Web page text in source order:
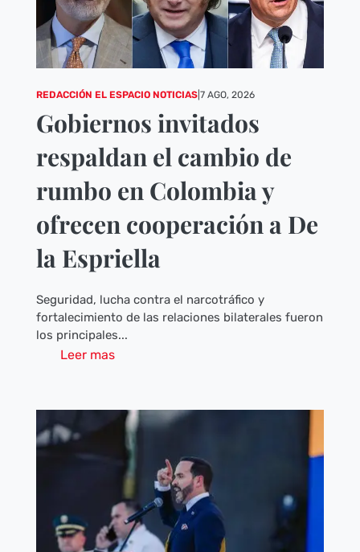
REDACCIÓN EL ESPACIO NOTICIAS| 7 AGO, 2026
Gobiernos invitados
respaldan el cambio de
rumbo en Colombia y
ofrecen cooperación a De
la Espriella
Seguridad, lucha contra el narcotráfico y
fortalecimiento de las relaciones bilaterales fueron
los principales...
Leer mas